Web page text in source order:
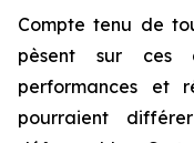
Compte tenu de
pèsent sur ces
performances et
pourraient